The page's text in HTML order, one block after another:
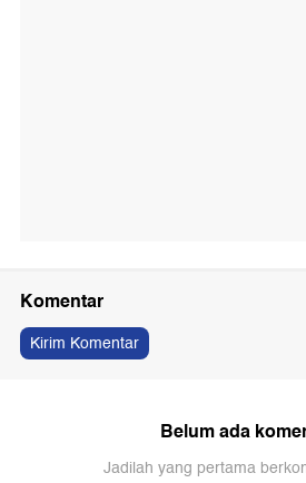
Komentar
Kirim Komentar
Belum ada
Jadilah yang pertama